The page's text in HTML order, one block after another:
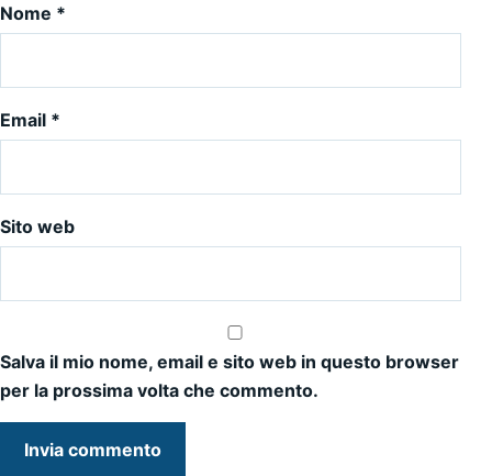
Nome *
Email *
Sito web
Salva il mio nome, email e sito web in questo browser
per la prossima volta che commento.